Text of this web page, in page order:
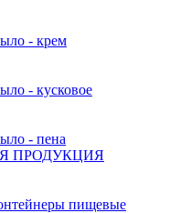
- крем
- кусковое
- пена
ПРОДУКЦИЯ
пищевые